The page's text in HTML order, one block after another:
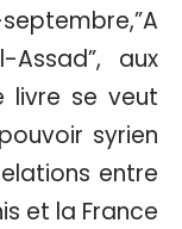
aux
livre se veut
syrien
entre
et la France